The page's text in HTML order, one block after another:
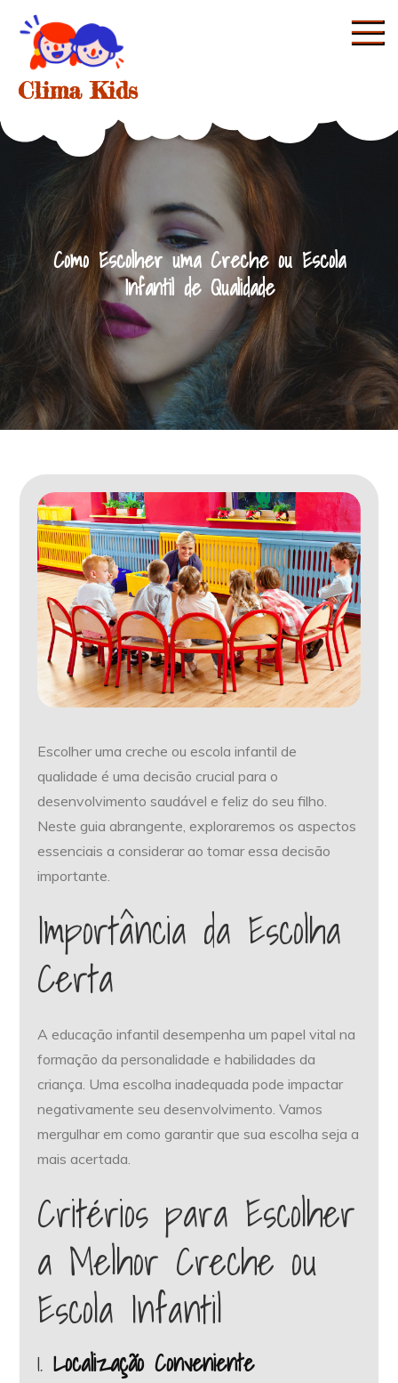
content
Clima Kids
Como Escolher uma Creche ou Escola
Infantil de Qualidade
Escolher uma creche ou escola infantil de
qualidade é uma decisão crucial para o
desenvolvimento saudável e feliz do seu filho.
Neste guia abrangente, exploraremos os aspectos
essenciais a considerar ao tomar essa decisão
importante.
Importância da Escolha
Certa
A educação infantil desempenha um papel vital na
formação da personalidade e habilidades da
criança. Uma escolha inadequada pode impactar
negativamente seu desenvolvimento. Vamos
mergulhar em como garantir que sua escolha seja a
mais acertada.
Critérios para Escolher
a Melhor Creche ou
Escola Infantil
1.Localização Conveniente